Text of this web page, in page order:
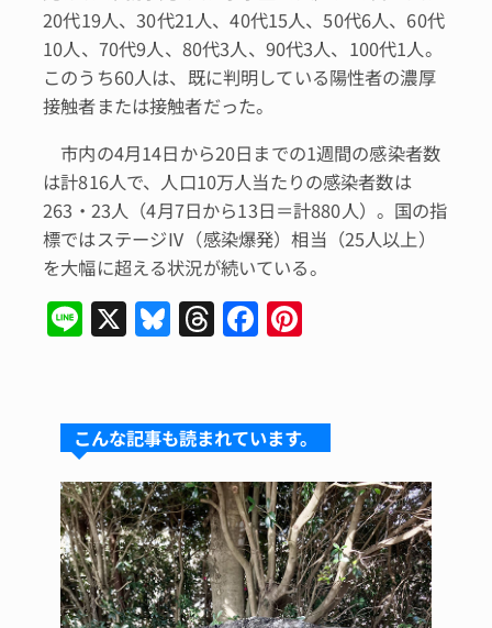
20代19人、30代21人、40代15人、50代6人、60代
10人、70代9人、80代3人、90代3人、100代1人。
このうち60人は、既に判明している陽性者の濃厚
接触者または接触者だった。
市内の4月14日から20日までの1週間の感染者数
は計816人で、人口10万人当たりの感染者数は
263・23人（4月7日から13日＝計880人）。国の指
標ではステージⅣ（感染爆発）相当（25人以上）
を大幅に超える状況が続いている。
Li
n
X Bl
u
s
k
y
T
hr
a
d
s
F
a
e
b
o
o
k
re
st
こんな記事も読まれています。